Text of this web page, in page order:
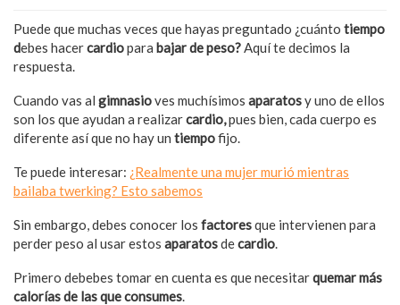
Puede que muchas veces que hayas preguntado ¿cuánto tiempo
debes hacercardiopara bajar de peso?Aquí te decimos la
respuesta.
Cuando vas al gimnasioves muchísimos aparatosy uno de ellos
son los que ayudan a realizarcardio,pues bien, cada cuerpo es
diferente así que no hay un tiempofijo.
Te puede interesar: ¿Realmente una mujer murió mientras
bailaba twerking? Esto sabemos
Sin embargo, debes conocer los factoresque intervienen para
perder peso al usar estos aparatosdecardio.
Primero debebes tomar en cuenta es que necesitarquemar más
calorías de las que consumes.